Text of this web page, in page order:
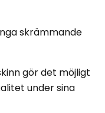
skrämmande
gör det möjligt
under sina